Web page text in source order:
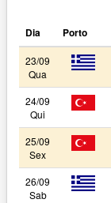
Dia Porto
23/09
Qua
24/09
Qui
25/09
Sex
26/09
Sab